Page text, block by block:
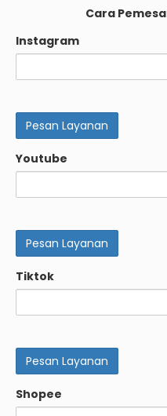
Cara
Instagram
Youtube
Tiktok
Shopee